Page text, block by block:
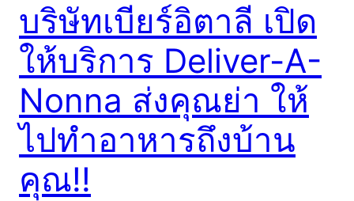
บริษัทเบียร์อิตาลี เปิด
ให้บริการ Deliver-A-
Nonna ส่งคุณย่า ให้
ไปทำอาหารถึงบ้าน
คุณ!!